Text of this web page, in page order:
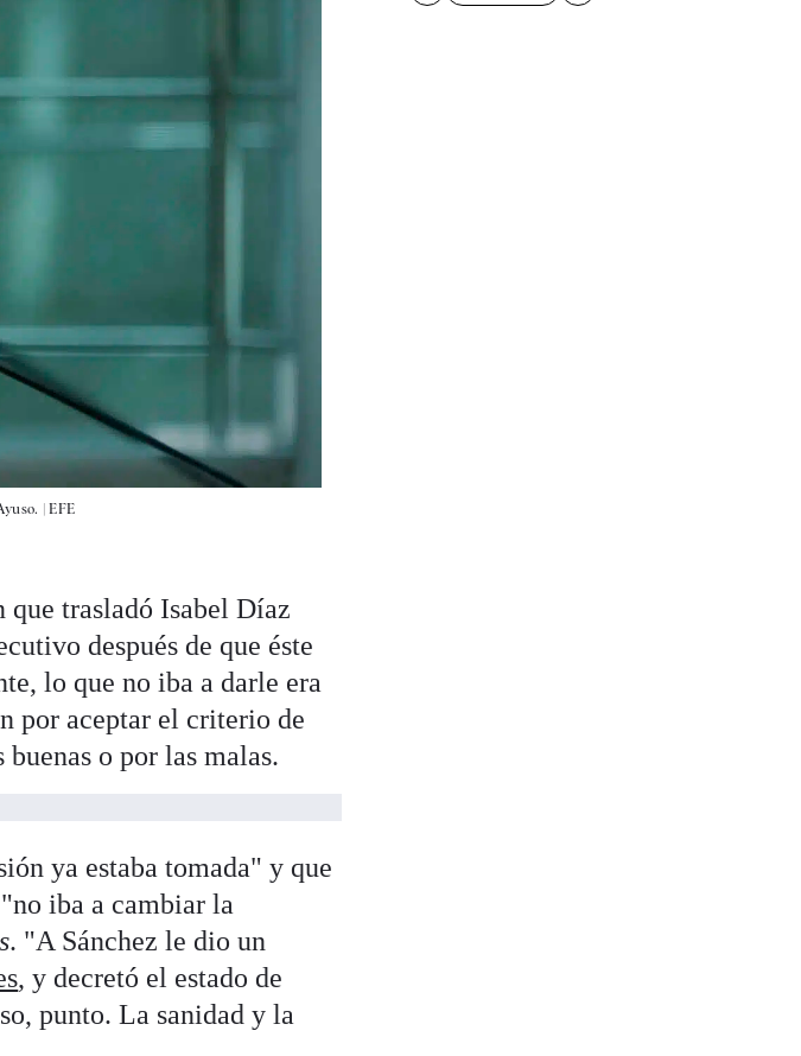
|EFE
trasladó Isabel Díaz
después de que éste
lo que no iba a darle era
por aceptar el criterio de
o por las malas.
ya estaba tomada" y que
iba a cambiar la
. "A Sánchez le dio un
, y decretó el estado de
punto. La sanidad y la